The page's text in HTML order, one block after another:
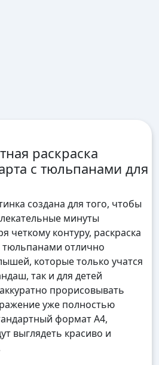
раскраска
с тюльпанами для
создана для того, чтобы
минуты
четкому контуру, раскраска
тюльпанами отлично
которые только учатся
так и для детей
прорисовывать
уже полностью
формат А4,
выглядеть красиво и